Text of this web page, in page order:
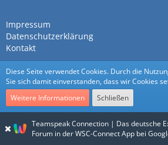
Impressum
Datenschutzerklärung
Kontakt
Community-Software:
Stil:Nexusvoncls-
Teamspeak Connection | Das deutsche
Forum in der WSC-Connect App bei
Diese Seite verwendet Cookies. Durch die
Sie sich damit einverstanden, dass wir Cookies
Weitere Informationen
Schließen